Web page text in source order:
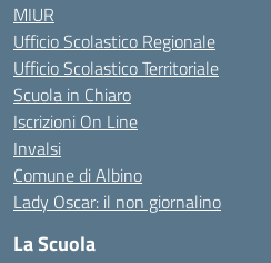
MIUR
Ufficio Scolastico Regionale
Ufficio Scolastico Territoriale
Scuola in Chiaro
Iscrizioni On Line
Invalsi
Comune di Albino
Lady Oscar: il non giornalino
La Scuola